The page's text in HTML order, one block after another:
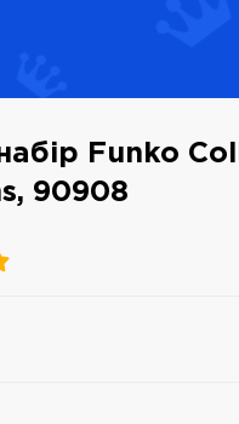
Funko
90908